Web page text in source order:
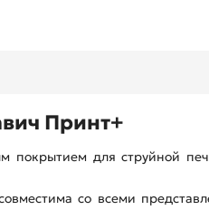
Принт+
для струйной
со всеми